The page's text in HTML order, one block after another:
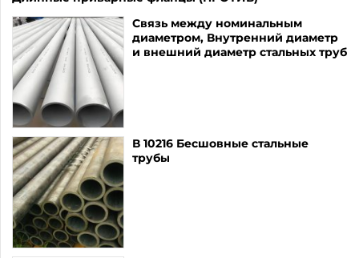
Связь между номинальным
диаметром, Внутренний диаметр
и внешний диаметр стальных труб
В 10216 Бесшовные стальные
трубы